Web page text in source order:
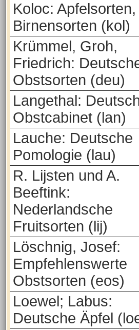
Koloc: Apfelsorten,
Birnensorten (kol)
Krümmel, Groh,
Friedrich:
Obstsorten (deu)
Langethal:
Obstcabinet (lan)
Lauche: Deutsche
Pomologie (lau)
R. Lijsten und A.
Beeftink:
Nederlandsche
Fruitsorten (lij)
Löschnig, Josef:
Empfehlenswerte
Obstsorten (eos)
Loewel; Labus:
Deutsche Äpfel